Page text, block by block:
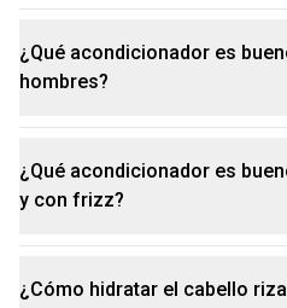
Aunque pueda parecer una forma rápida de
hidratar, dejar un
enjuagar sin retirarlo
pesado, grasoso, sin
tapar los folículos.
¿Qué acondicionador es
hombres?
Para ellos, la elección suele depender del tipo de
cabello y de las
aquí van algunas directrices
Para el día a día (cabello
¿Qué acondicionador es
y con frizz?
Para cabello seco y con frizz, la misión es sellar
¿Cómo hidratar el cabello